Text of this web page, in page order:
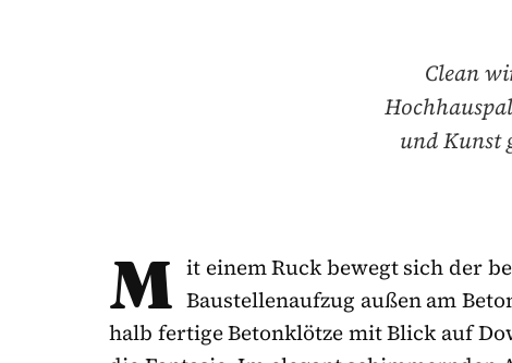
Clean
und Kunst
M it einem Ruck bewegt sich der
Baustellenaufzug außen am
halb fertige Betonklötze mit Blick auf